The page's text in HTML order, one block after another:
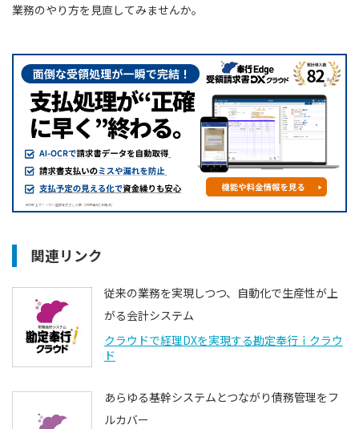
業務のやり方を見直してみませんか。
関連リンク
従来の業務を実現しつつ、自動化で生産性が上
がる会計システム
クラウドで経理DXを実現する勘定奉行ｉクラウ
ド
あらゆる基幹システムとつながり債務管理をフ
ルカバー